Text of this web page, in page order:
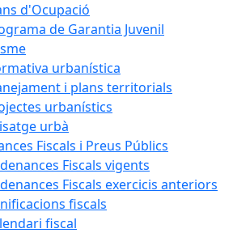
d'Ocupació
de Garantia Juvenil
urbanística
i plans territorials
urbanístics
urbà
Fiscals i Preus Públics
Fiscals vigents
Fiscals exercicis anteriors
fiscals
fiscal